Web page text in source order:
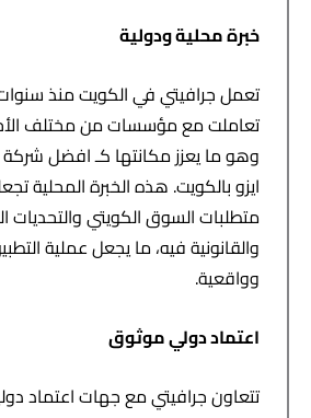
خبرة محلية ودولية
تعمل جرافيتي في الكويت منذ
تعاملت مع مؤسسات من مختلف
وهو ما يعزز مكانتها كـ افضل
ايزو بالكويت. هذه الخبرة المحلية
متطلبات السوق الكويتي والتحديات
والقانونية فيه، ما يجعل عملية
وواقعية.
اعتماد دولي موثوق